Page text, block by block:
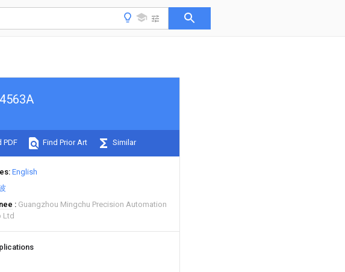
PDF Find Prior Art Similar
English
Guangzhou Mingchu Precision Automation
Ltd